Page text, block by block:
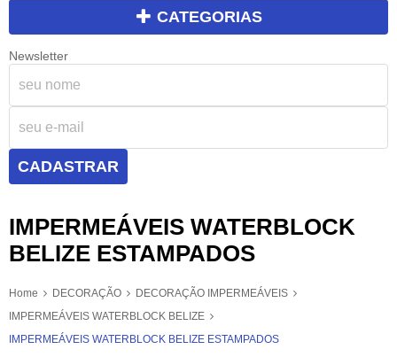
CATEGORIAS
Newsletter
CADASTRAR
IMPERMEÁVEIS WATERBLOCK
BELIZE ESTAMPADOS
Home DECORAÇÃO
DECORAÇÃO IMPERMEÁVEIS
IMPERMEÁVEIS WATERBLOCK BELIZE
IMPERMEÁVEIS WATERBLOCK BELIZE ESTAMPADOS